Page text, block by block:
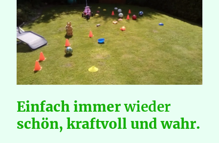
Einfach immerwieder
schön, kraftvoll und wahr.